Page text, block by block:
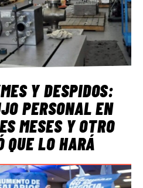
Y DESPIDOS:
PERSONAL EN
MESES Y OTRO
LO HARÁ